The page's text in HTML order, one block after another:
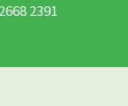
2391